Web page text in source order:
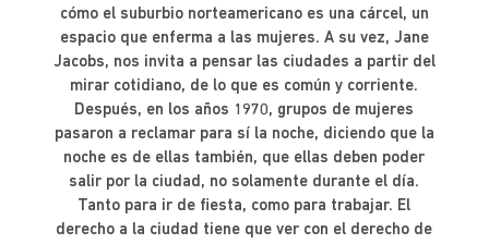
cómo el suburbio norteamericano es una cárcel, un
espacio que enferma a las mujeres. A su vez, Jane
Jacobs, nos invita a pensar las ciudades a partir del
mirar cotidiano, de lo que es común y corriente.
Después, en los años 1970, grupos de mujeres
pasaron a reclamar para sí la noche, diciendo que la
noche es de ellas también, que ellas deben poder
salir por la ciudad, no solamente durante el día.
Tanto para ir de fiesta, como para trabajar. El
derecho a la ciudad tiene que ver con el derecho de